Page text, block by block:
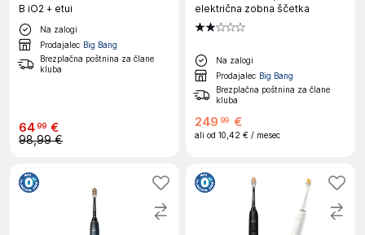
B iO2 + etui
Na zalogi
Prodajalec Big Bang
Brezplačna poštnina za člane
kluba
6499 €
98,99 €
električna zobna ščetka
Na zalogi
Prodajalec Big Bang
Brezplačna poštnina za člane
kluba
249 99 €
ali od 10,42 € / mesec